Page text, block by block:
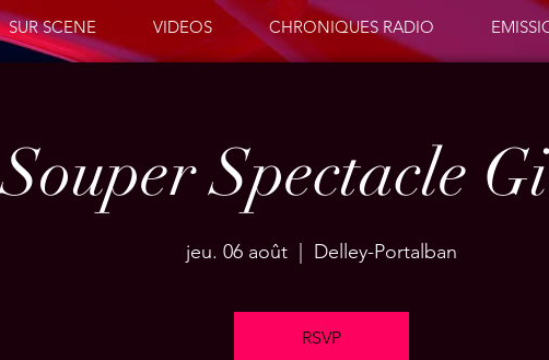
SUR SCENE VIDEOS CHRONIQUES RADIO
Souper Spectacle
jeu. 06 août Delley-Portalban
RSVP